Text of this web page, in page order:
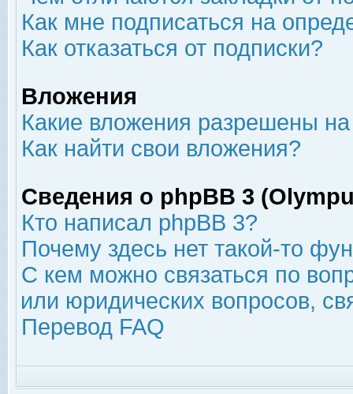
Как мне подписаться на
Как отказаться от подписки?
Вложения
Какие вложения разрешены
Как найти свои вложения?
Сведения о phpBB 3
Кто написал phpBB 3?
Почему здесь нет такой-то
С кем можно связаться по
или юридических вопросов,
Перевод FAQ